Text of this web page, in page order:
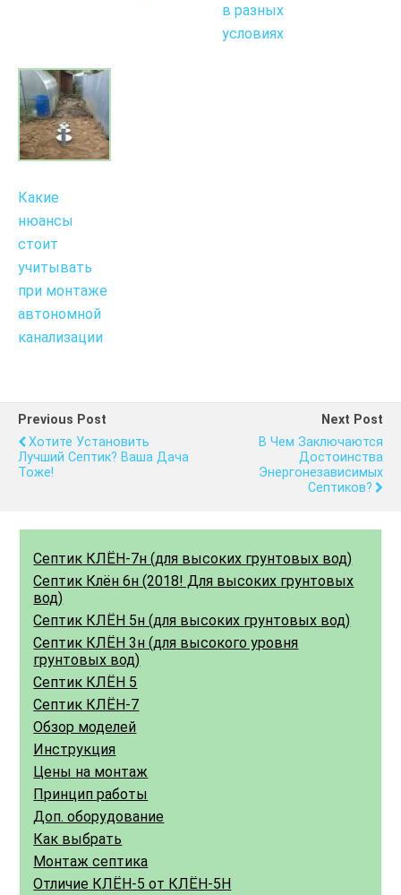
в разных
условиях
Какие
нюансы
стоит
учитывать
при монтаже
автономной
канализации
Previous Post
Хотите Установить
Лучший Септик? Ваша Дача
Тоже!
Next Post
В Чем Заключаются
Достоинства
Энергонезависимых
Септиков?
Септик КЛЁН-7н (для высоких грунтовых вод)
Септик Клён 6н (2018! Для высоких грунтовых
вод)
Септик КЛЁН 5н (для высоких грунтовых вод)
Септик КЛЁН 3н (для высокого уровня
грунтовых вод)
Септик КЛЁН 5
Септик КЛЁН-7
Обзор моделей
Инструкция
Цены на монтаж
Принцип работы
Доп. оборудование
Как выбрать
Монтаж септика
Отличие КЛЁН-5 от КЛЁН-5Н